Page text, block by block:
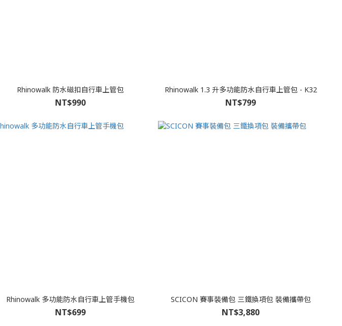
Rhinowalk 防水磁扣自行車上管包
NT$990
Rhinowalk 1.3 升多功能防水自行車上管包 - K32
NT$799
Rhinowalk 多功能防水自行車上管手機包
NT$699
SCICON 賽事裝備包 三鐵換項包 裝備攜帶包
NT$3,880